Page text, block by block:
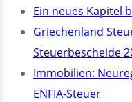
Ein neues Kapitel
Griechenland
Steuerbescheide
Immobilien:
ENFIA-Steuer